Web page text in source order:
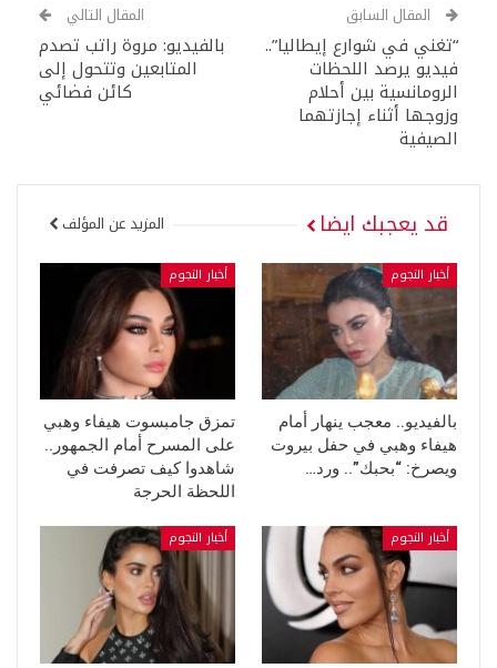
المقال السابق
“تغني في شوارع إيطاليا”..
فيديو يرصد اللحظات
الرومانسية بين أحلام
وزوجها أثناء إجازتهما
الصيفية
المقال التالي
بالفيديو: مروة راتب تصدم
المتابعين وتتحول إلى
كائن فضائي
قد يعجبك ايضا المزيد عن المؤلف
أخبار النجوم
بالفيديو.. معجب ينهار أمام
هيفاء وهبي في حفل بيروت
ويصرخ: “بحبك”.. ورد…
أخبار النجوم
تمزق جامبسوت هيفاء وهبي
على المسرح أمام الجمهور..
شاهدوا كيف تصرفت في
اللحظة الحرجة
أخبار النجوم أخبار النجوم